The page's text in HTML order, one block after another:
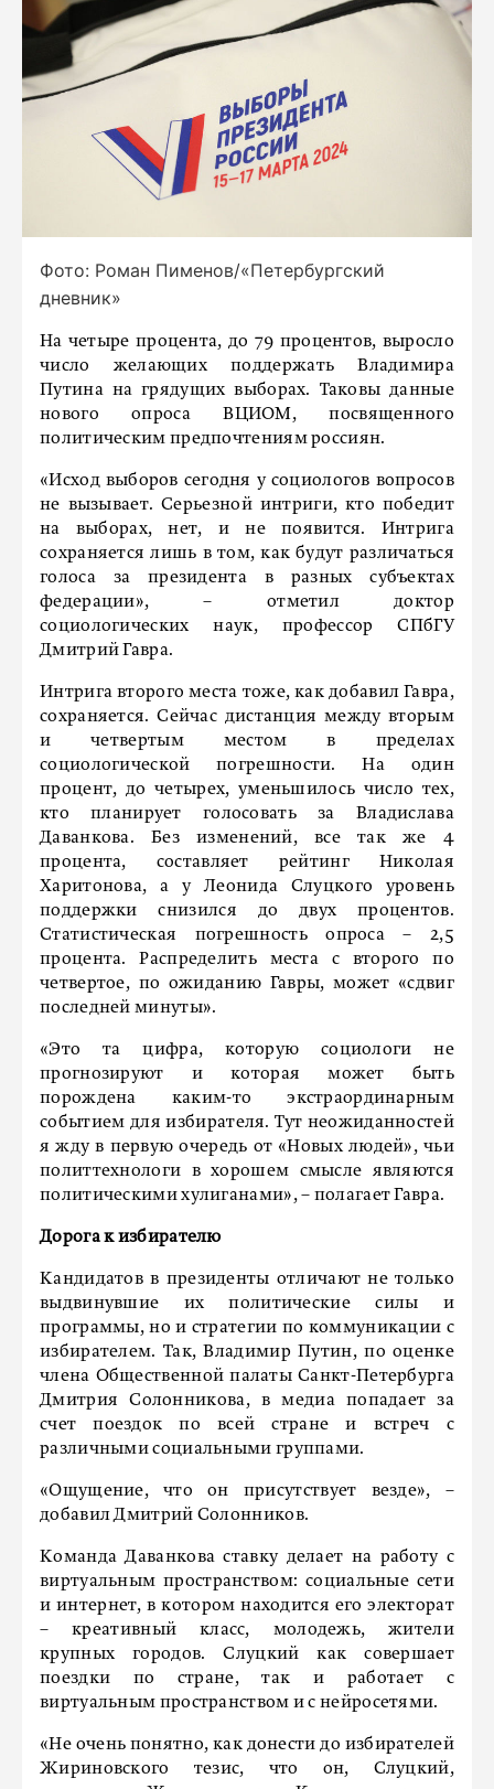
Фото: Роман Пименов/«Петербургский
дневник»
На четыре процента, до 79 процентов, выросло
число желающих поддержать Владимира
Путина на грядущих выборах. Таковы данные
нового опроса ВЦИОМ, посвященного
политическим предпочтениям россиян.
«Исход выборов сегодня у социологов вопросов
не вызывает. Серьезной интриги, кто победит
на выборах, нет, и не появится. Интрига
сохраняется лишь в том, как будут различаться
голоса за президента в разных субъектах
федерации», – отметил доктор
социологических наук, профессор СПбГУ
Дмитрий Гавра.
Интрига второго места тоже, как добавил Гавра,
сохраняется. Сейчас дистанция между вторым
и четвертым местом в пределах
социологической погрешности. На один
процент, до четырех, уменьшилось число тех,
кто планирует голосовать за Владислава
Даванкова. Без изменений, все так же 4
процента, составляет рейтинг Николая
Харитонова, а у Леонида Слуцкого уровень
поддержки снизился до двух процентов.
Статистическая погрешность опроса – 2,5
процента. Распределить места с второго по
четвертое, по ожиданию Гавры, может «сдвиг
последней минуты».
«Это та цифра, которую социологи не
прогнозируют и которая может быть
порождена каким-то экстраординарным
событием для избирателя. Тут неожиданностей
я жду в первую очередь от «Новых людей», чьи
политтехнологи в хорошем смысле являются
политическими хулиганами», – полагает Гавра.
Дорога к избирателю
Кандидатов в президенты отличают не только
выдвинувшие их политические силы и
программы, но и стратегии по коммуникации с
избирателем. Так, Владимир Путин, по оценке
члена Общественной палаты Санкт-Петербурга
Дмитрия Солонникова, в медиа попадает за
счет поездок по всей стране и встреч с
различными социальными группами.
«Ощущение, что он присутствует везде», –
добавил Дмитрий Солонников.
Команда Даванкова ставку делает на работу с
виртуальным пространством: социальные сети
и интернет, в котором находится его электорат
– креативный класс, молодежь, жители
крупных городов. Слуцкий как совершает
поездки по стране, так и работает с
виртуальным пространством и с нейросетями.
«Не очень понятно, как донести до избирателей
Жириновского тезис, что он, Слуцкий,